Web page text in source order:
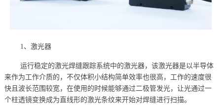
1、激光器
运行稳定的激光焊缝跟踪系统中的激光器，该激光器是以半导体
来作为工作介质的，不仅体积小结构简单效率也很高，工作的速度很
快且波长范围较宽，在使用的时候能够通过二极管发光，让光通过一
个柱透镜变换成为直线形的激光条纹来开始对焊缝进行扫描。